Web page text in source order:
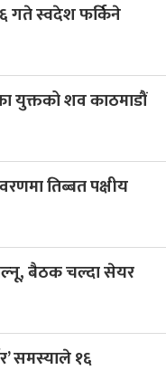
गते स्वदेश फर्किने
युक्तको शव काठमाडौं
तिब्बत पक्षीय
बैठक चल्दा सेयर
समस्याले १६